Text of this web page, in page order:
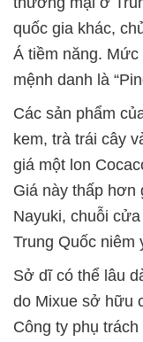
quốc gia khác,
Á tiềm năng.
mệnh danh là
Các sản phẩm
kem, trà trái cây
giá một lon
Giá này thấp hơn
Nayuki, chuỗi
Trung Quốc niêm
Sở dĩ có thể lâu
do Mixue sở hữu
Công ty phụ